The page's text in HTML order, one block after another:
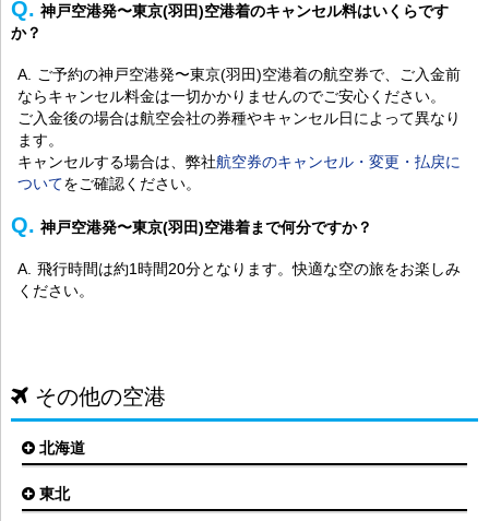
神戸空港発〜東京(羽田)空港着のキャンセル料はいくらです
か？
ご予約の神戸空港発〜東京(羽田)空港着の航空券で、ご入金前
ならキャンセル料金は一切かかりませんのでご安心ください。
ご入金後の場合は航空会社の券種やキャンセル日によって異なり
ます。
キャンセルする場合は、弊社航空券のキャンセル・変更・払戻に
ついてをご確認ください。
神戸空港発〜東京(羽田)空港着まで何分ですか？
飛行時間は約1時間20分となります。快適な空の旅をお楽しみ
ください。
その他の空港
北海道
札幌(新千歳)空港
東北